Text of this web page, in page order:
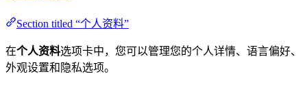
Section titled “个人资料”
在个人资料选项卡中，您可以管理您的个人详情、语言偏好、
外观设置和隐私选项。